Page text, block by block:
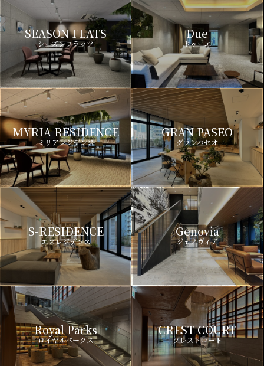
SEASON FLATS
シーズンフラッツ
Due
ドゥーエ
MYRIA RESIDENCE
ミリアレジデンス
GRAN PASEO
グランパセオ
S-RESIDENCE
エスレジデンス
Genovia
ジェノヴィア
Royal Parks
ロイヤルパークス
CREST COURT
クレストコート